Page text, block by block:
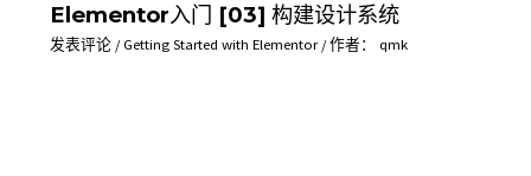
Elementor入门 [03] 构建设计系统
发表评论 /Getting Started with Elementor/ 作者： qmk